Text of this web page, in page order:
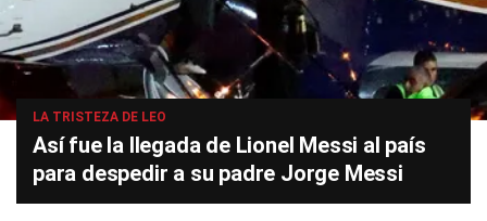
LA TRISTEZA DE LEO
Así fue la llegada de Lionel Messi al país
para despedir a su padre Jorge Messi